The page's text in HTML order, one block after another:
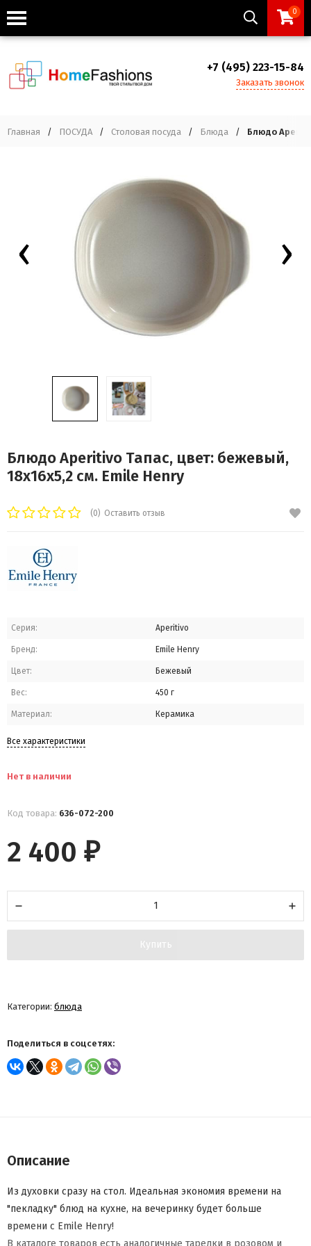
0
+7 (495) 223-15-84
Заказать звонок
Главная / ПОСУДА / Столовая посуда / Блюда / Блюдо
‹ ›
Блюдо Aperitivo Тапас, цвет: бежевый,
18х16х5,2 см. Emile Henry
(0) Оставить отзыв
Серия: Aperitivo
Бренд: Emile Henry
Цвет: Бежевый
Вес: 450 г
Материал: Керамика
Все характеристики
Нет в наличии
Код товара: 636-072-200
2 400 ₽
Купить
Категории: блюда
Поделиться в соцсетях:
Описание
Из духовки сразу на стол. Идеальная экономия времени на
"пекладку" блюд на кухне, на вечеринку будет больше
времени с Emile Henry!
В каталоге товаров есть аналогичные тарелки в розовом и